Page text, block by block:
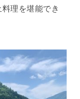
理を堪能でき